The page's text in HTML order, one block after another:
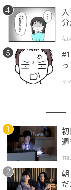
蓮子が政略結婚
頭で、吉田鋼
しめる悪い夫
し、一見、怖そ
ャーミングな男
蓮子と演劇活
宮本龍一を演
のレギュラー
近年はテレビド
漂う余裕のある
中島だが、当時
必死さが伝わっ
が、その青臭さ
分
私
マ
初
週
朝
だ